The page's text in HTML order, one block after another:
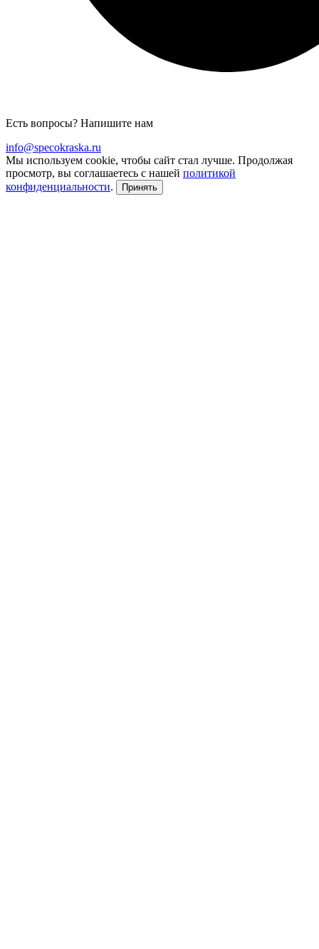
Есть вопросы? Напишите нам
info@specokraska.ru
Мы используем cookie, чтобы сайт стал лучше. Продолжая
просмотр, вы соглашаетесь с нашей политикой
конфиденциальности. Принять